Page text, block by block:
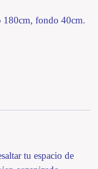
180cm, fondo 40cm.
tu espacio de